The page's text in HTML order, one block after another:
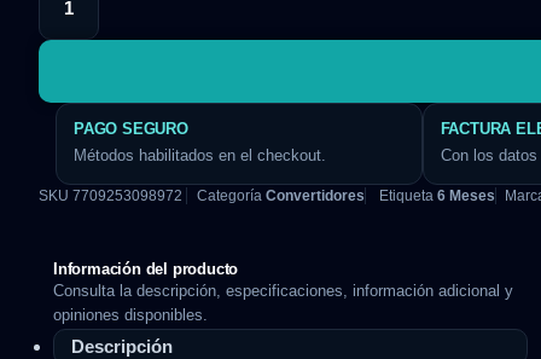
PAGO SEGURO
Métodos habilitados en el checkout.
FACTURA
Con los
SKU 7709253098972 Categoría Convertidores Etiqueta 6 Meses
Información del producto
Consulta la descripción, especificaciones, información adicional y
opiniones disponibles.
Descripción